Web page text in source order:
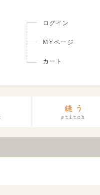
ログイン
MYページ
カート